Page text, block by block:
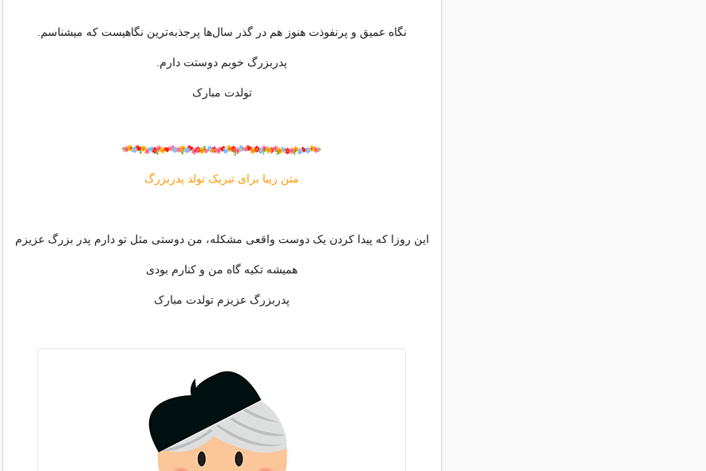
نگاه عمیق و پرنفوذت هنوز هم در گذر سال‌ها پرجذبه‌ترین نگاهیست که میشناسم.
پدربزرگ خوبم دوستت دارم.
تولدت مبارک
متن زیبا برای تبریک تولد پدربزرگ
این روزا که پیدا کردن یک دوست واقعی مشکله، من دوستی مثل تو دارم پدر بزرگ عزیزم
همیشه تکیه گاه من و کنارم بودی
پدربزرگ عزیزم تولدت مبارک